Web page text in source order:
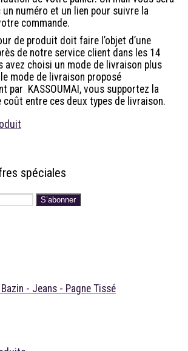
un numéro et un lien pour suivre la
commande.
de produit doit faire l’objet d’une
de notre service client dans les 14
avez choisi un mode de livraison plus
mode de livraison proposé
par KASSOUMAI, vous supportez la
coût entre ces deux types de livraison.
spéciales
S’abonner
- Jeans - Pagne Tissé